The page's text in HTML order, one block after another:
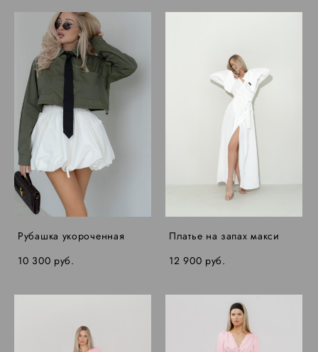
Рубашка укороченная
10 300 pуб.
Платье на запах макси
12 900 pуб.